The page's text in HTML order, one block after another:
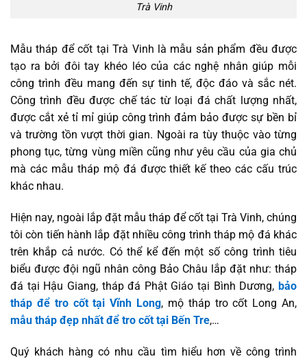
Trà Vinh
Mẫu tháp để cốt tại Trà Vinh là mẫu sản phẩm đều được
tạo ra bởi đôi tay khéo léo của các nghệ nhân giúp mỗi
công trình đều mang đến sự tinh tế, độc đáo và sắc nét.
Công trình đều được chế tác từ loại đá chất lượng nhất,
được cắt xẻ tỉ mỉ giúp công trình đảm bảo được sự bền bỉ
và trường tồn vượt thời gian. Ngoài ra tùy thuộc vào từng
phong tục, từng vùng miền cũng như yêu cầu của gia chủ
mà các mẫu tháp mộ đá được thiết kế theo các cấu trúc
khác nhau.
Hiện nay, ngoài lắp đặt mẫu tháp để cốt tại Trà Vinh, chúng
tôi còn tiến hành lắp đặt nhiều công trình tháp mộ đá khác
trên khắp cả nước. Có thể kể đến một số công trình tiêu
biểu được đội ngũ nhân công Bảo Châu lắp đặt như: tháp
đá tại Hậu Giang, tháp đá Phật Giáo tại Bình Dương, bảo
tháp để tro cốt tại Vĩnh Long, mộ tháp tro cốt Long An,
mẫu tháp đẹp nhất để tro cốt tại Bến Tre,…
Quý khách hàng có nhu cầu tìm hiểu hơn về công trình